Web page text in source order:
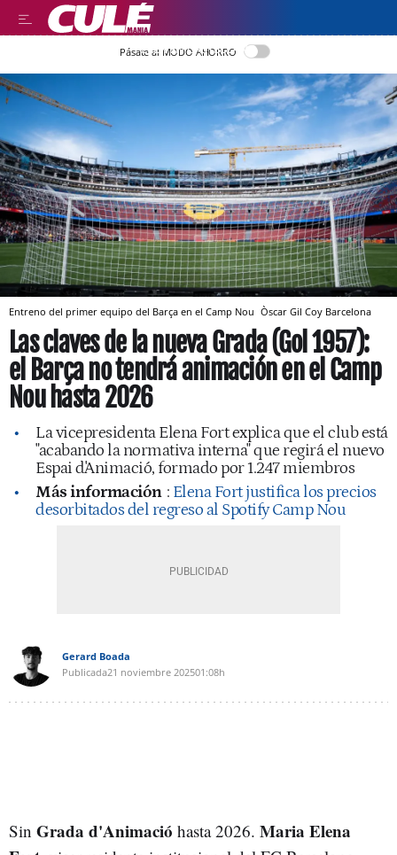
LEER EN CASTELLANO
Pásate al MODO AHORRO
Entreno del primer equipo del Barça en el Camp Nou Òscar Gil Coy Barcelona
Las claves de la nueva Grada (Gol 1957):
el Barça no tendrá animación en el Camp
Nou hasta 2026
La vicepresidenta Elena Fort explica que el club está
"acabando la normativa interna" que regirá el nuevo
Espai d'Animació, formado por 1.247 miembros
Más información : Elena Fort justifica los precios
desorbitados del regreso al Spotify Camp Nou
Gerard Boada
Publicada21 noviembre 202501:08h
Sin Grada d'Animació hasta 2026. Maria Elena